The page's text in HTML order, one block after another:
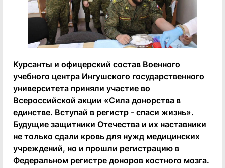
Курсанты и офицерский состав Военного
учебного центра Ингушского государственного
университета приняли участие во
Всероссийской акции «Сила донорства в
единстве. Вступай в регистр - спаси жизнь».
Будущие защитники Отечества и их наставники
не только сдали кровь для нужд медицинских
учреждений, но и прошли регистрацию в
Федеральном регистре доноров костного мозга.